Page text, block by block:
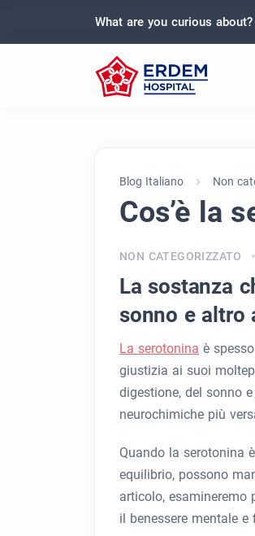
What are you curious
Blog Italiano Non
Cos’è la
NON CATEGORIZZATO
La sostanza
sonno e altro
La serotonina è
giustizia ai suoi
digestione, del sonno
neurochimiche più
Quando la serotonina
equilibrio, possono
articolo, esamineremo
il benessere mentale e